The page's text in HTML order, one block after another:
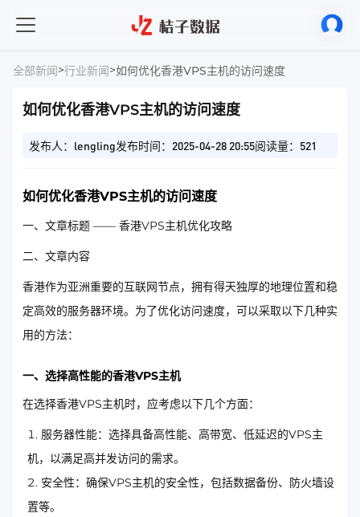
全部新闻>行业新闻>如何优化香港VPS主机的访问速度
如何优化香港VPS主机的访问速度
发布人：lengling发布时间：2025-04-28 20:55阅读量：521
如何优化香港VPS主机的访问速度
一、文章标题 —— 香港VPS主机优化攻略
二、文章内容
香港作为亚洲重要的互联网节点，拥有得天独厚的地理位置和稳
定高效的服务器环境。为了优化访问速度，可以采取以下几种实
用的方法：
一、选择高性能的香港VPS主机
在选择香港VPS主机时，应考虑以下几个方面：
服务器性能：选择具备高性能、高带宽、低延迟的VPS主
机，以满足高并发访问的需求。
安全性：确保VPS主机的安全性，包括数据备份、防火墙设
置等。